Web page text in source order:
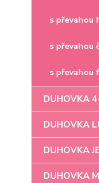
s převahou
s převahou
s převahou
DUHOVKA
DUHOVKA
DUHOVKA
DUHOVKA